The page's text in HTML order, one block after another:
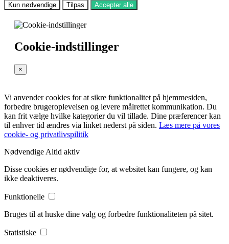
Kun nødvendige Tilpas Accepter alle
Cookie-indstillinger
×
Vi anvender cookies for at sikre funktionalitet på hjemmesiden,
forbedre brugeroplevelsen og levere målrettet kommunikation. Du
kan frit vælge hvilke kategorier du vil tillade. Dine præferencer kan
til enhver tid ændres via linket nederst på siden. Læs mere på vores
cookie- og privatlivspilitik
Nødvendige Altid aktiv
Disse cookies er nødvendige for, at websitet kan fungere, og kan
ikke deaktiveres.
Funktionelle
Bruges til at huske dine valg og forbedre funktionaliteten på sitet.
Statistiske